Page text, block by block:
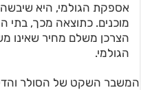
אספקת הגולמי, היא
מוכנים. כתוצאה מכך, בתי
הצרכן משלם מחיר שאינו
הגולמי.
המשבר השקט של הסולר